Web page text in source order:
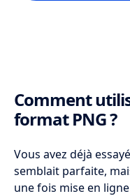
Comment
format PNG ?
Vous avez déjà
semblait parfaite,
une fois mise en